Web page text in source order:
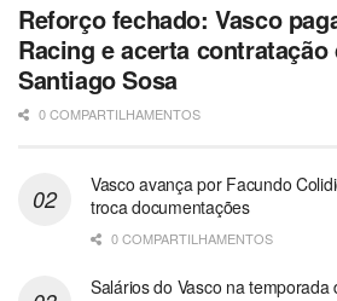
Reforço fechado: Vasco
Racing e acerta contratação
Santiago Sosa
0 COMPARTILHAMENTOS
Vasco avança por Facundo
troca documentações
0 COMPARTILHAMENTOS
Salários do Vasco na temporada